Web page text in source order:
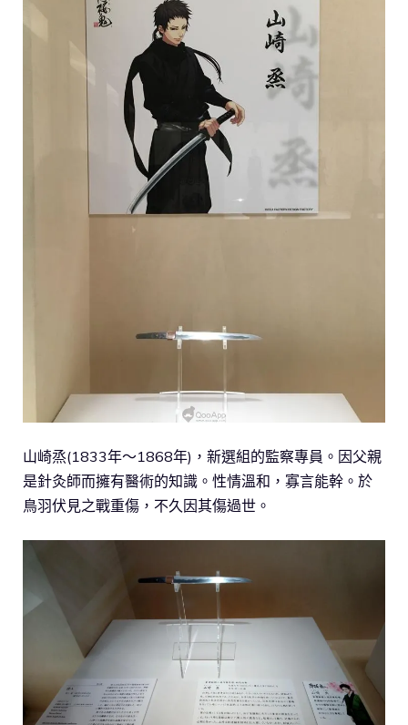
山崎烝(1833年～1868年)，新選組的監察專員。因父親
是針灸師而擁有醫術的知識。性情溫和，寡言能幹。於
鳥羽伏見之戰重傷，不久因其傷過世。